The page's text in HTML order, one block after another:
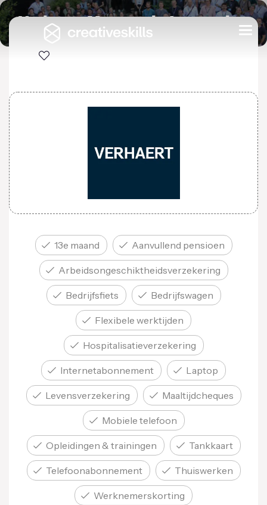
Verhaert Masters in Innovation
13e maand Aanvullend pensioen
Arbeids­ongeschiktheids­verzekering
Bedrijfsfiets Bedrijfswagen
Flexibele werktijden
Hospitalisatie­verzekering
Internet­abonnement Laptop
Levens­verzekering Maaltijd­cheques
Mobiele telefoon
Opleidingen & trainingen Tankkaart
Telefoon­abonnement Thuiswerken
Werknemers­korting